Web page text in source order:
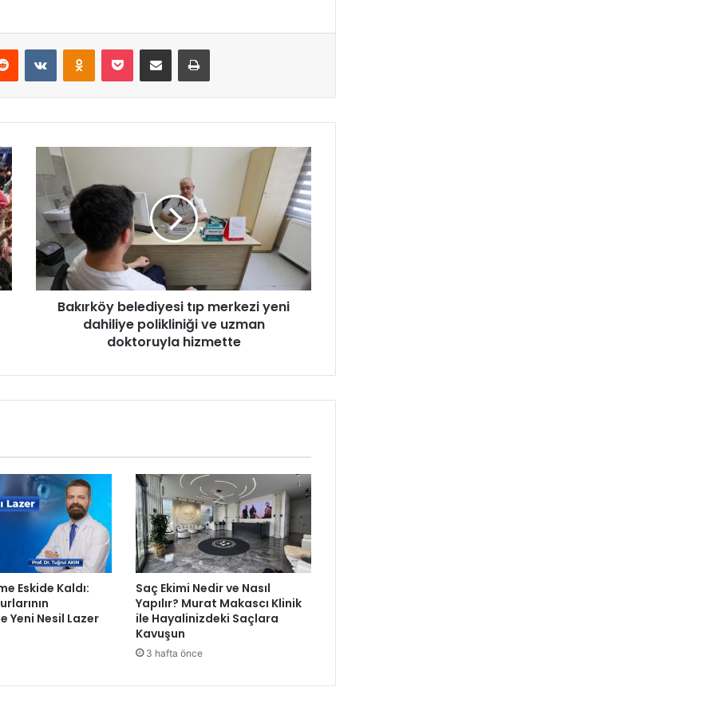
a
k
ö
y
b
i
t
ı
p
m
e
k
e
z
i
y
Bakırköy belediyesi tıp merkezi yeni
dahiliye polikliniği ve uzman
doktoruyla hizmette
Eskide Kaldı:
Yeni Nesil Lazer
Saç Ekimi Nedir ve Nasıl
Yapılır? Murat Makascı Klinik
ile Hayalinizdeki Saçlara
Kavuşun
3 hafta önce